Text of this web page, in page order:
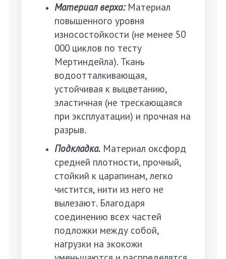
Материал верха:Материал
повышенного уровня
износостойкости (не менее 50
000 циклов по тесту
Мертиндейла). Ткань
водоотталкивающая,
устойчивая к выцветанию,
эластичная (не трескающаяся
при эксплуатации) и прочная на
разрыв.
Подкладка. Материал оксфорд
средней плотности, прочный,
стойкий к царапинам, легко
чистится, нити из него не
вылезают. Благодаря
соединению всех частей
подложки между собой,
нагрузки на экокожи